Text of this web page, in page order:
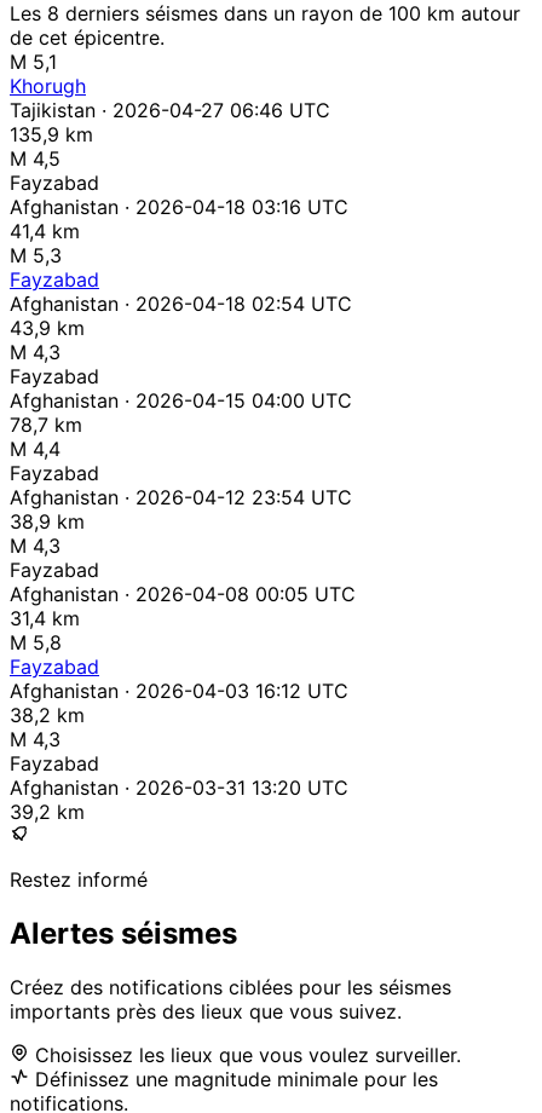
Les 8 derniers séismes dans un rayon de 100 km autour
de cet épicentre.
M 5,1
Khorugh
Tajikistan · 2026-04-27 06:46 UTC
135,9 km
M 4,5
Fayzabad
Afghanistan · 2026-04-18 03:16 UTC
41,4 km
M 5,3
Fayzabad
Afghanistan · 2026-04-18 02:54 UTC
43,9 km
M 4,3
Fayzabad
Afghanistan · 2026-04-15 04:00 UTC
78,7 km
M 4,4
Fayzabad
Afghanistan · 2026-04-12 23:54 UTC
38,9 km
M 4,3
Fayzabad
Afghanistan · 2026-04-08 00:05 UTC
31,4 km
M 5,8
Fayzabad
Afghanistan · 2026-04-03 16:12 UTC
38,2 km
M 4,3
Fayzabad
Afghanistan · 2026-03-31 13:20 UTC
39,2 km
Restez informé
Alertes séismes
Créez des notifications ciblées pour les séismes
importants près des lieux que vous suivez.
Choisissez les lieux que vous voulez surveiller.
Définissez une magnitude minimale pour les
notifications.